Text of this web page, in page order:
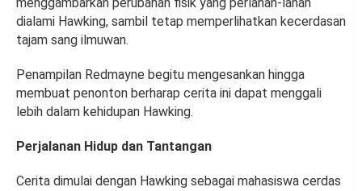
dialami Hawking, sambil tetap memperlihatkan kecerdasan
tajam sang ilmuwan.
Penampilan Redmayne begitu mengesankan hingga
membuat penonton berharap cerita ini dapat menggali
lebih dalam kehidupan Hawking.
Perjalanan Hidup dan Tantangan
Cerita dimulai dengan Hawking sebagai mahasiswa cerdas